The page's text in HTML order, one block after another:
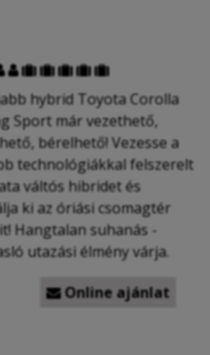
     
hybrid Toyota Corolla
Sport már vezethető,
bérelhető! Vezesse a
technológiákkal felszerelt
váltós hibridet és
ki az óriási csomagtér
Hangtalan suhanás -
utazási élmény várja.
Online ajánlat